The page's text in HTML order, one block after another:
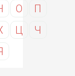
О
П
Ц
Ч